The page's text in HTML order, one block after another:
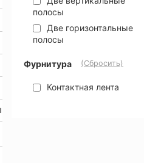
полосы
Две горизонтальные
полосы
Фурнитура (Сбросить)
Контактная лента